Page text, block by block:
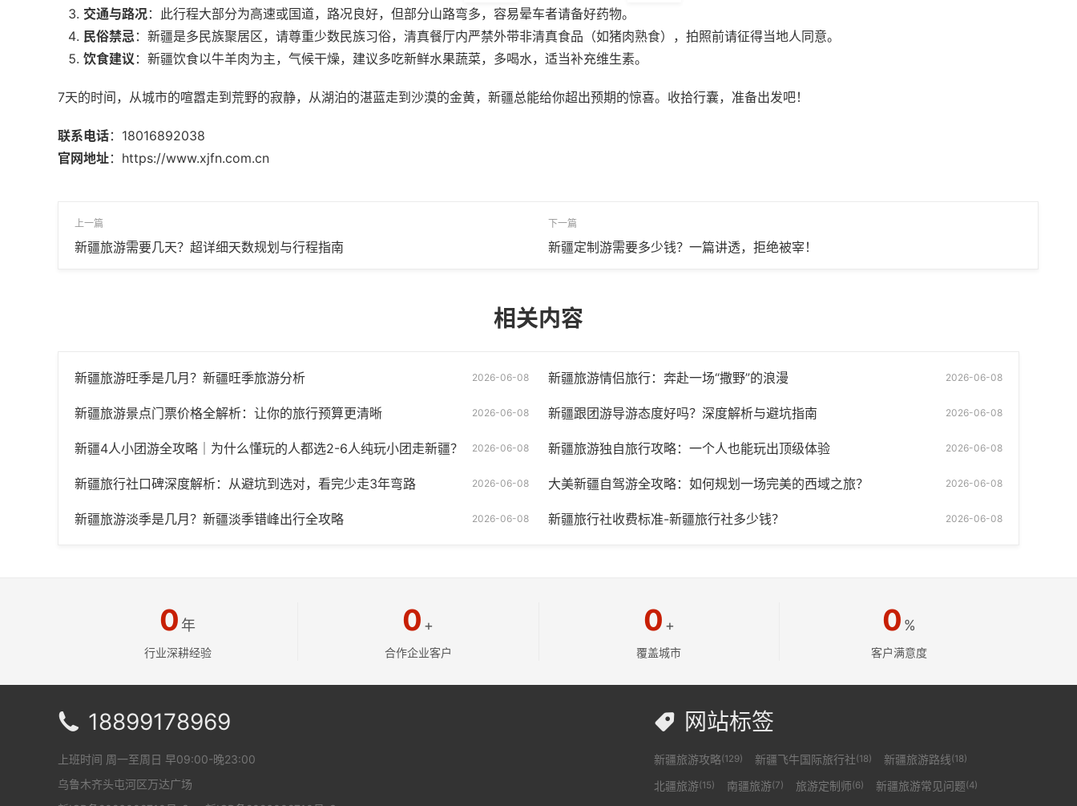
交通与路况：此行程大部分为高速或国道，路况良好，但部分山路弯多，容易晕车者请备好药物。
民俗禁忌 ：新疆是多民族聚居区，请尊重少数民族习俗，清真餐厅内严禁外带非清真食品（如猪肉熟食），拍照前请征得当地人同意。
饮食建议 ：新疆饮食以牛羊肉为主，气候干燥，建议多吃新鲜水果蔬菜，多喝水，适当补充维生素。
7天的时间，从城市的喧嚣走到荒野的寂静，从湖泊的湛蓝走到沙漠的金黄，新疆总能给你超出预期的惊喜。收拾行囊，准备出发吧！
联系电话：18016892038
官网地址： https://www.xjfn.com.cn
上一篇
新疆旅游需要几天？超详细天数规划与行程指南
下一篇
新疆定制游需要多少钱？一篇讲透，拒绝被宰！
相关内容
2026-06-08
新疆旅游旺季是几月？新疆旺季旅游分析 2026-06-08
新疆旅游情侣旅行：奔赴一场“撒野”的浪漫
2026-06-08
新疆旅游景点门票价格全解析：让你的旅行预算更清晰 2026-06-08
新疆跟团游导游态度好吗？深度解析与避坑指南
2026-06-08
新疆4人小团游全攻略｜为什么懂玩的人都选2-6人纯玩小团走新疆？ 2026-06-08
新疆旅游独自旅行攻略：一个人也能玩出顶级体验
2026-06-08
新疆旅行社口碑深度解析：从避坑到选对，看完少走3年弯路 2026-06-08
大美新疆自驾游全攻略：如何规划一场完美的西域之旅？
2026-06-08
新疆旅游淡季是几月？新疆淡季错峰出行全攻略 2026-06-08
新疆旅行社收费标准-新疆旅行社多少钱？
0 年
行业深耕经验
0 +
合作企业客户
0 +
覆盖城市
0 %
客户满意度
 网站标签
新疆旅游攻略(129) 新疆飞牛国际旅行社(18) 新疆旅游路线(18)
北疆旅游(15) 南疆旅游(7) 旅游定制师(6) 新疆旅游常见问题(4)
 18899178969
上班时间 周一至周日 早09:00-晚23:00
乌鲁木齐头屯河区万达广场